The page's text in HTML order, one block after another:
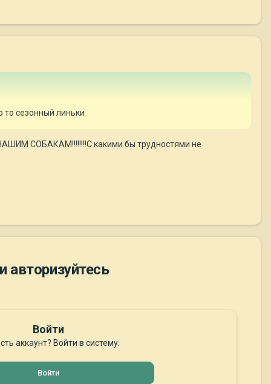
то сезонный линьки
СОБАКАМ!!!!!!!!С какими бы трудностями не
авторизуйтесь
Войти
аккаунт? Войти в систему.
Войти